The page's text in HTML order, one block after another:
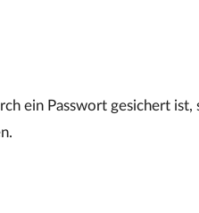
ein Passwort gesichert